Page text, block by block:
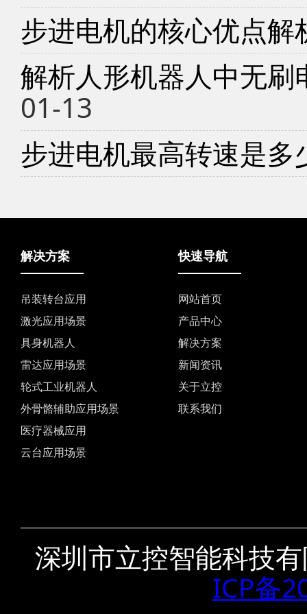
步进电机的核心优点解
解析人形机器人中无
01-13
步进电机最高转速是多
解决方案
吊装转台应用
激光应用场景
具身机器人
雷达应用场景
轮式工业机器人
外骨骼辅助应用场景
医疗器械应用
云台应用场景
快速导航
网站首页
产品中心
解决方案
新闻资讯
关于立控
联系我们
深圳市立控智能科技
ICP备